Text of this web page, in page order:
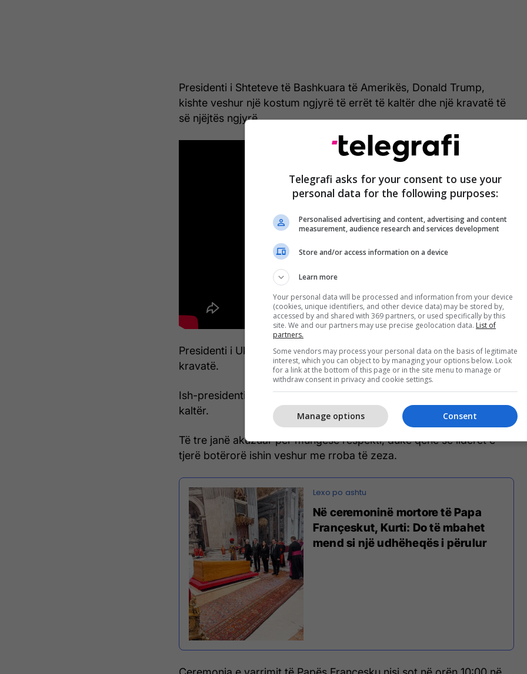
Presidenti i Shteteve të Bashkuara të Amerikës, Donald Trump,
kishte veshur një kostum ngjyrë të errët të kaltër dhe një kravatë të
së njëjtës ngjyrë.
Presidenti i Ukrainës, Volodymyr Zelensky, nuk kishte veshur fare
kravatë.
Ish-presidenti amerikan, Joe Biden, kishte veshur një kravatë të
kaltër.
Të tre janë akuzuar për mungesë respekti, duke qenë se liderët e
tjerë botërorë ishin veshur me rroba të zeza.
Në ceremoninë mortore të Papa
Françeskut, Kurti: Do të mbahet
mend si një udhëheqës i përulur
Telegrafi asks for your consent to use your
personal data for the following purposes:
Personalised advertising and content, advertising and content
measurement, audience research and services development
Store and/or access information on a device
Learn more
Your personal data will be processed and information from your device
(cookies, unique identifiers, and other device data) may be stored by,
accessed by and shared with 369 partners, or used specifically by this
site. We and our partners may use precise geolocation data. List of
partners.
Some vendors may process your personal data on the basis of legitimate
interest, which you can object to by managing your options below. Look
for a link at the bottom of this page or in the site menu to manage or
withdraw consent in privacy and cookie settings.
Consent
Manage options